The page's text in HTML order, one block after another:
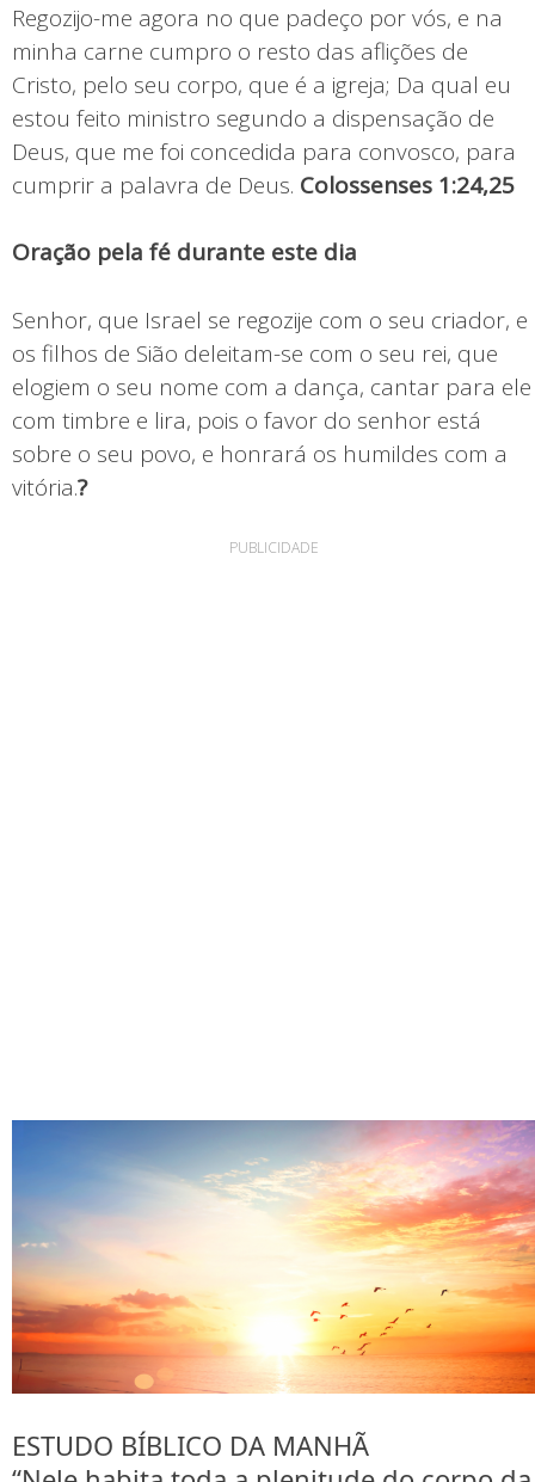
Regozijo-me agora no que padeço por vós, e na
minha carne cumpro o resto das aflições de
Cristo, pelo seu corpo, que é a igreja; Da qual eu
estou feito ministro segundo a dispensação de
Deus, que me foi concedida para convosco, para
cumprir a palavra de Deus. Colossenses 1:24,25
Oração pela fé durante este dia
Senhor, que Israel se regozije com o seu criador, e
os filhos de Sião deleitam-se com o seu rei, que
elogiem o seu nome com a dança, cantar para ele
com timbre e lira, pois o favor do senhor está
sobre o seu povo, e honrará os humildes com a
vitória.?
PUBLICIDADE
ESTUDO BÍBLICO DA MANHÃ